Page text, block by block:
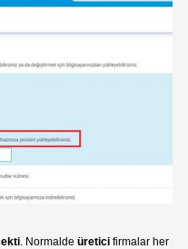
. Normalde üretici firmalar her